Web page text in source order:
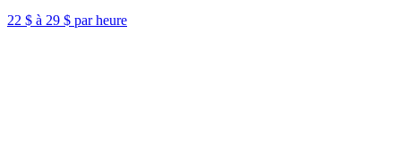
22 $ à 29 $ par heure